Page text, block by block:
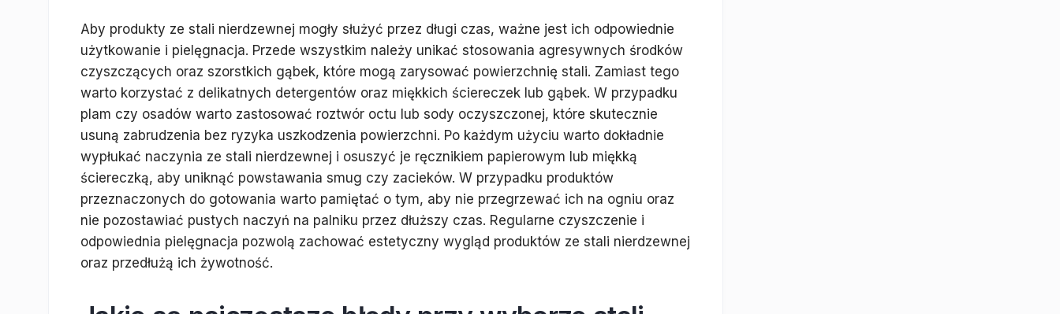
Aby produkty ze stali nierdzewnej mogły służyć przez długi czas, ważne jest ich odpowiednie
użytkowanie i pielęgnacja. Przede wszystkim należy unikać stosowania agresywnych środków
czyszczących oraz szorstkich gąbek, które mogą zarysować powierzchnię stali. Zamiast tego
warto korzystać z delikatnych detergentów oraz miękkich ściereczek lub gąbek. W przypadku
plam czy osadów warto zastosować roztwór octu lub sody oczyszczonej, które skutecznie
usuną zabrudzenia bez ryzyka uszkodzenia powierzchni. Po każdym użyciu warto dokładnie
wypłukać naczynia ze stali nierdzewnej i osuszyć je ręcznikiem papierowym lub miękką
ściereczką, aby uniknąć powstawania smug czy zacieków. W przypadku produktów
przeznaczonych do gotowania warto pamiętać o tym, aby nie przegrzewać ich na ogniu oraz
nie pozostawiać pustych naczyń na palniku przez dłuższy czas. Regularne czyszczenie i
odpowiednia pielęgnacja pozwolą zachować estetyczny wygląd produktów ze stali nierdzewnej
oraz przedłużą ich żywotność.